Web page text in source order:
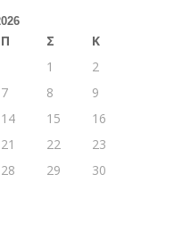
Π Σ
Κ
1
2
7 8
9
14 15
16
21 22
23
28 29
30